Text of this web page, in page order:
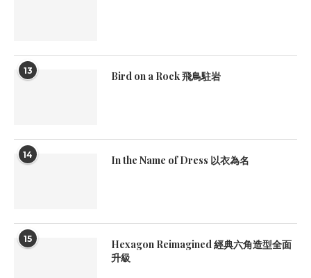
13 Bird on a Rock 飛鳥駐岩
14 In the Name of Dress 以衣為名
15
Hexagon Reimagined 經典六角造型全面
升級